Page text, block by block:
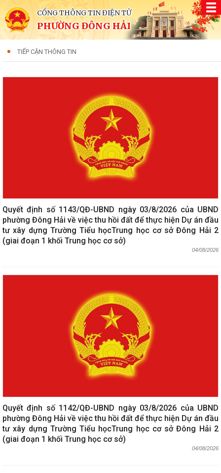
CỔNG THÔNG TIN ĐIỆN TỬ
PHƯỜNG ĐÔNG HẢI
TIẾP CẬN THÔNG TIN
Quyết định số 1143/QĐ-UBND ngày 03/8/2026 của UBND
phường Đông Hải về việc thu hồi đất để thực hiện Dự án đầu
tư xây dựng Trường Tiểu họcTrung học cơ sở Đông Hải 2
(giai đoạn 1 khối Trung học cơ sở)
04/08/2026
Quyết định số 1142/QĐ-UBND ngày 03/8/2026 của UBND
phường Đông Hải về việc thu hồi đất để thực hiện Dự án đầu
tư xây dựng Trường Tiểu họcTrung học cơ sở Đông Hải 2
(giai đoạn 1 khối Trung học cơ sở)
04/08/2026